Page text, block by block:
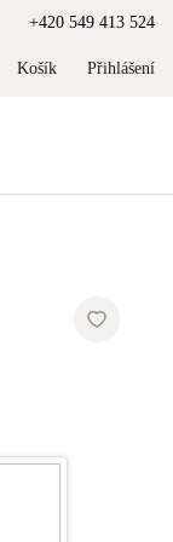
+420 549 413 524
Košík Přihlášení